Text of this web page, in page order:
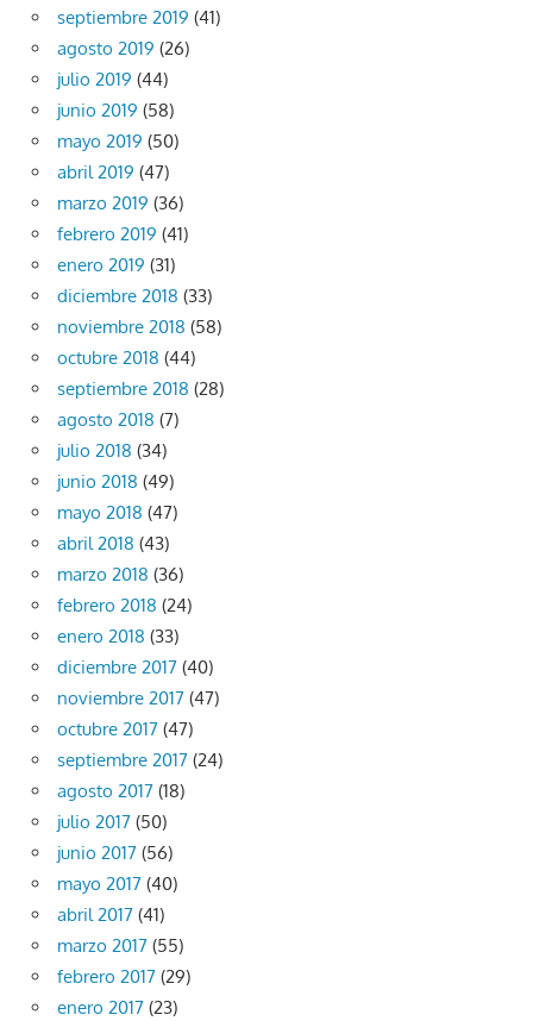
septiembre 2019 (41)
agosto 2019 (26)
julio 2019 (44)
junio 2019 (58)
mayo 2019 (50)
abril 2019 (47)
marzo 2019 (36)
febrero 2019 (41)
enero 2019 (31)
diciembre 2018 (33)
noviembre 2018 (58)
octubre 2018 (44)
septiembre 2018 (28)
agosto 2018 (7)
julio 2018 (34)
junio 2018 (49)
mayo 2018 (47)
abril 2018 (43)
marzo 2018 (36)
febrero 2018 (24)
enero 2018 (33)
diciembre 2017 (40)
noviembre 2017 (47)
octubre 2017 (47)
septiembre 2017 (24)
agosto 2017 (18)
julio 2017 (50)
junio 2017 (56)
mayo 2017 (40)
abril 2017 (41)
marzo 2017 (55)
febrero 2017 (29)
enero 2017 (23)